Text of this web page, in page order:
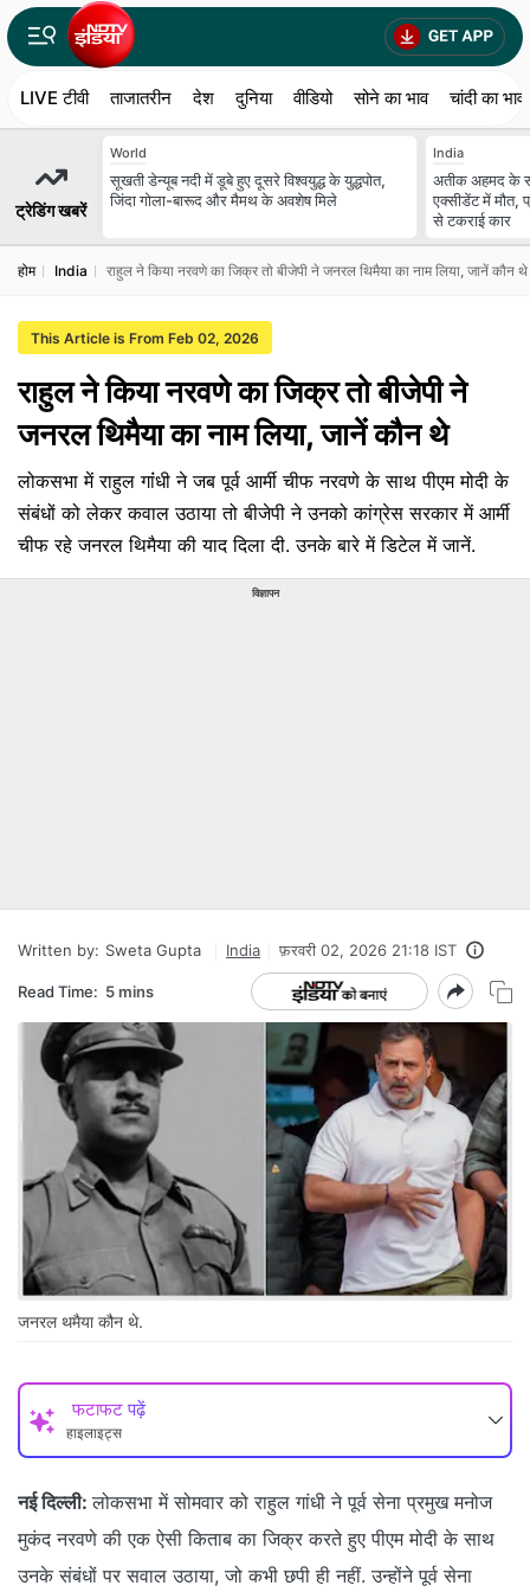
LIVE टीवी ताजातरीन देश दुनिया वीडियो सोने का भाव चांदी का भाव
ट्रेडिंग खबरें
World
सूखती डेन्यूब नदी में डूबे हुए दूसरे विश्वयुद्ध के युद्धपोत,
जिंदा गोला-बारूद और मैमथ के अवशेष मिले
India
अतीक अहमद के
एक्सीडेंट में मौत,
से टकराई कार
होम India राहुल ने किया नरवणे का जिक्र तो बीजेपी ने जनरल थिमैया का नाम लिया, जानें कौन थे
This Article is From Feb 02, 2026
राहुल ने किया नरवणे का जिक्र तो बीजेपी ने
जनरल थिमैया का नाम लिया, जानें कौन थे
लोकसभा में राहुल गांंधी ने जब पूर्व आर्मी चीफ नरवणे के साथ पीएम मोदी के
संबंधों को लेकर कवाल उठाया तो बीजेपी ने उनको कांग्रेस सरकार में आर्मी
चीफ रहे जनरल थिमैया की याद दिला दी. उनके बारे में डिटेल में जानें.
विज्ञापन
Written by: Sweta Gupta India फ़रवरी 02, 2026 21:18 IST
Read Time: 5 mins
जनरल थमैया कौन थे.
फटाफट पढ़ें
हाइलाइट्स
नई दिल्ली: लोकसभा में सोमवार को राहुल गांधी ने पूर्व सेना प्रमुख मनोज
मुकंद नरवणे की एक ऐसी किताब का जिक्र करते हुए पीएम मोदी के साथ
उनके संबंधों पर सवाल उठाया, जो कभी छपी ही नहीं. उन्होंने पूर्व सेना